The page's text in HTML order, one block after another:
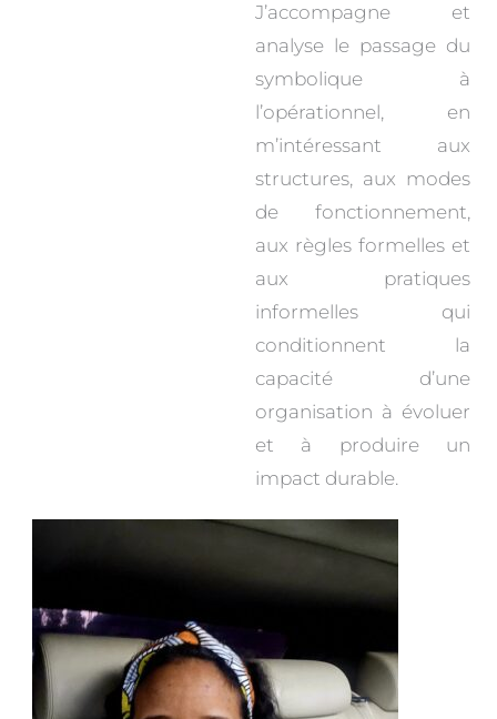
J’accompagne et
analyse le passage du
symbolique à
l’opérationnel, en
m’intéressant aux
structures, aux modes
de fonctionnement,
aux règles formelles et
aux pratiques
informelles qui
conditionnent la
capacité d’une
organisation à évoluer
et à produire un
impact durable.